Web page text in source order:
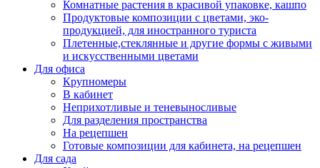
Комнатные растения в красивой упаковке, кашпо
Продуктовые композиции с цветами, эко-
продукцией, для иностранного туриста
Плетенные,стеклянные и другие формы с живыми
и искусственными цветами
Для офиса
Крупномеры
В кабинет
Неприхотливые и теневыносливые
Для разделения пространства
На рецепшен
Готовые композиции для кабинета, на рецепшен
Для сада